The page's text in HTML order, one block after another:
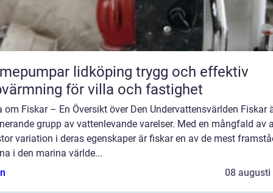
lidköping trygg och effektiv
för villa och fastighet
om Fiskar – En Översikt över Den Undervattensvärlden Fiskar
grupp av vattenlevande varelser. Med en mångfald av
variation i deras egenskaper är fiskar en av de mest
i den marina världe...
08 augusti